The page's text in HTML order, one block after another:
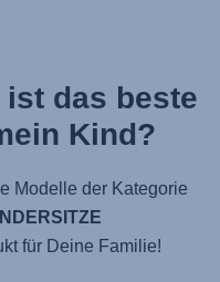
das beste
Kind?
Modelle der Kategorie
für Deine Familie!